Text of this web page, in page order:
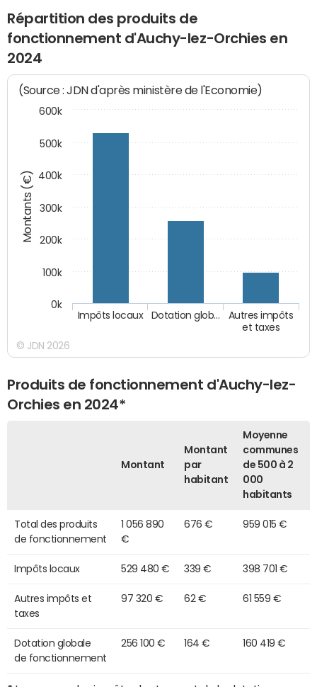
Répartition des produits de
fonctionnement d'Auchy-lez-Orchies en
2024
Montants (€)
(Source : JDN d'après ministère de l'Economie)
Autres impôts
et taxes
Dotation glob…
Impôts locaux
0k
100k
200k
300k
400k
500k
600k
© JDN 2026
Produits de fonctionnement d'Auchy-lez-
Orchies en 2024*
Montant
Montant
par
habitant
Moyenne
communes
de 500 à 2
000
habitants
Total des produits
de fonctionnement
1 056 890
€
676 € 959 015 €
Impôts locaux 529 480 € 339 € 398 701 €
Autres impôts et
taxes
97 320 € 62 € 61 559 €
Dotation globale
de fonctionnement
256 100 € 164 € 160 419 €